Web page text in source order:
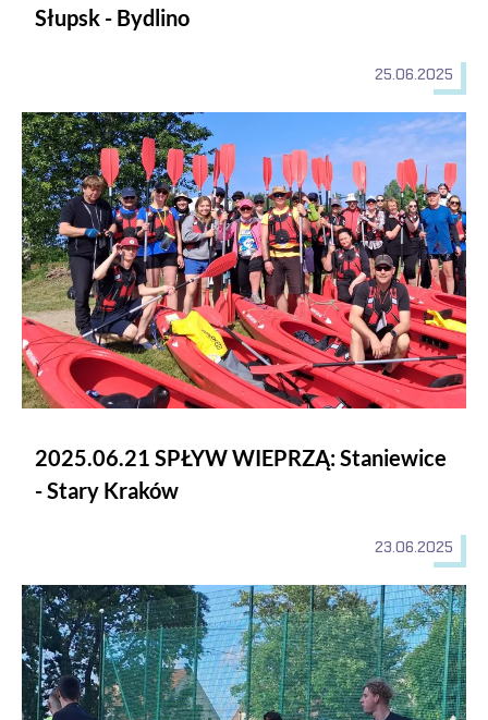
Słupsk - Bydlino
25.06.2025
2025.06.21 SPŁYW WIEPRZĄ: Staniewice
- Stary Kraków
23.06.2025
2025.06.21 SPŁYW WIEPRZĄ: Staniewice - Stary Kraków
Wiosenny turniej w piłce nożnej o mistrzostwo Uniwersytetu